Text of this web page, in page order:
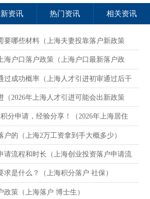
资讯 热门资讯 相关资讯
要哪些材料（上海夫妻投靠落户新政策
海户口落户政策（上海户口最新落户政
过成功概率（上海人才引进初审通过后干
（2026年上海人才引进可能会出新政策
分申请，经验分享！（2026年上海居住
和准备材料）
户的（上海2万工资拿到手大概多少）
请流程和时长（上海创业投资落户申请流
求是什么？（上海积分落户 社保）
政策（上海落户 博士生）